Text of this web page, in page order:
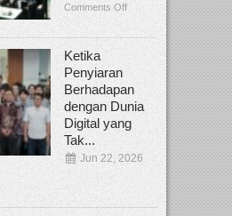
Comments Off
Ketika
Penyiaran
Berhadapan
dengan Dunia
Digital yang
Tak...
Jun 22, 2026